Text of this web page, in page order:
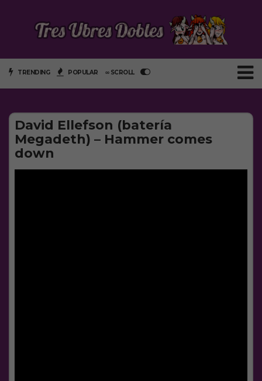
TRENDING POPULAR ∞ SCROLL
David Ellefson (batería
Megadeth) – Hammer comes
down